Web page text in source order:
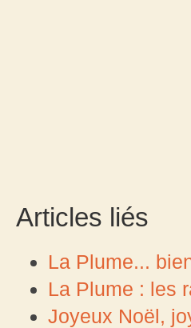
Articles liés
La Plume...
La Plume : les
Joyeux Noël,